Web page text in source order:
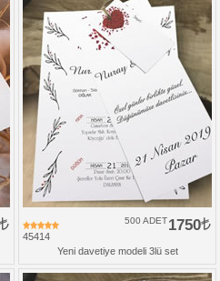
45414
1750
500 ADET
Yeni davetiye modeli 3lü set